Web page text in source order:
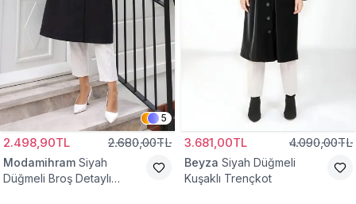
5
2.498,90TL 2.680,00TL
Modamihram Siyah
Düğmeli Broş Detaylı
3.681,00TL 4.090,00TL
Beyza Siyah Düğmeli
Kuşaklı Trençkot